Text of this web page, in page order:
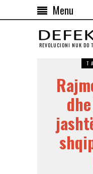
Menu
REVOLUCIONI NUK DO